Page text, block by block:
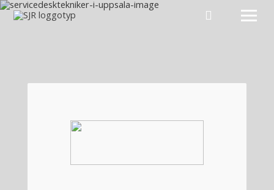
Hoppa till innehåll